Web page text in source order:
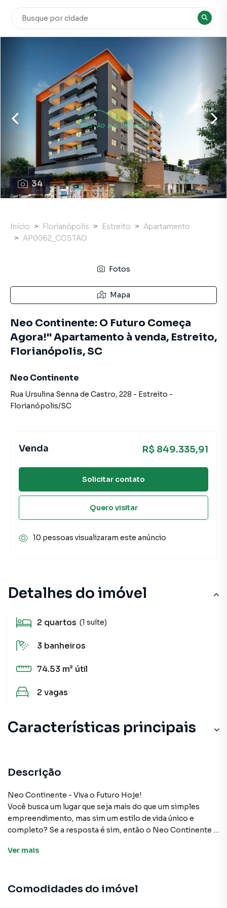
34
Detalhes do imóvel
2 quartos (1 suíte)
3 banheiros
74.53 m² útil
2 vagas
Características principais
Pet Place
Aceita Pet
Varanda
Descrição
Neo Continente - Viva o Futuro Hoje!
Você busca um lugar que seja mais do que um simples
empreendimento, mas sim um estilo de vida único e
completo? Se a resposta é sim, então o Neo Continente é
Entrega NEO CONTINENTE: Prevista para Outubro de
Localização Estratégica O Neo Continente, um projeto da
Ver mais
Comodidades do imóvel
Início Florianópolis Estreito
Apartamento
AP0062_COSTAO
Fotos
Mapa
Neo Continente: O Futuro Começa
Agora!" Apartamento à venda, Estreito,
Florianópolis, SC
Neo Continente
Rua Ursulina Senna de Castro, 228 - Estreito -
Florianópolis/SC
Venda R$ 849.335,91
Solicitar contato
Quero visitar
10 pessoas visualizaram este anúncio